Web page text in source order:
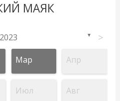
МАЯК
2023 ▼ >
Мар Апр
Июл Авг